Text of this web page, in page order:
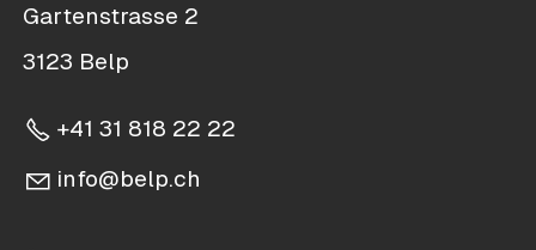
Gartenstrasse 2
3123 Belp
+41 31 818 22 22
nf b lp ch